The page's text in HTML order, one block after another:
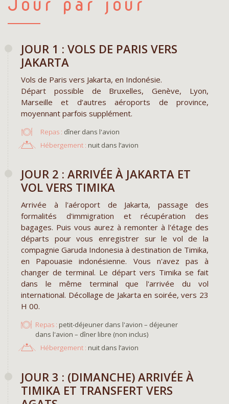
Jour par jour
JOUR 1 : VOLS DE PARIS VERS
JAKARTA
Vols de Paris vers Jakarta, en Indonésie.
Départ possible de Bruxelles, Genève, Lyon,
Marseille et d’autres aéroports de province,
moyennant parfois supplément.
Repas : dîner dans l'avion
Hébergement : nuit dans l’avion
​JOUR 2 : ARRIVÉE À JAKARTA ET
VOL VERS TIMIKA
Arrivée à l'aéroport de Jakarta, passage des
formalités d'immigration et récupération des
bagages. Puis vous aurez à remonter à l'étage des
départs pour vous enregistrer sur le vol de la
compagnie Garuda Indonesia à destination de Timika,
en Papouasie indonésienne. Vous n'avez pas à
changer de terminal. Le départ vers Timika se fait
dans le même terminal que l'arrivée du vol
international. Décollage de Jakarta en soirée, vers 23
H 00.
Repas : petit-déjeuner dans l'avion – déjeuner
dans l'avion – dîner libre (non inclus)
Hébergement : nuit dans l’avion
JOUR 3 : (DIMANCHE) ARRIVÉE À
TIMIKA ET TRANSFERT VERS